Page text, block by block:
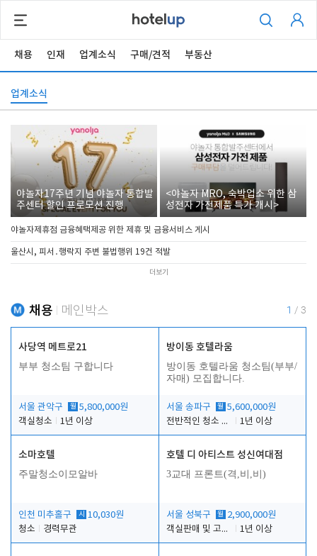
채용 인재 업계소식 구매/견적 부동산
업계소식
야놀자17주년 기념 야놀자 통합발
주센터 할인 프로모션 진행
<야놀자 MRO, 숙박업소 위한 삼
성전자 가전제품 특가 개시>
야놀자제휴점 금융혜택제공 위한 제휴 및 금융서비스 게시
울산시, 피서․행락지 주변 불법행위 19건 적발
더보기
채용 메인박스 1 / 3
사당역 메트로21
부부 청소팀 구합니다
서울 관악구 월 5,800,000원
객실청소
1년 이상
방이동 호텔라움
방이동 호텔라움 청소팀(부부/
자매) 모집합니다.
서울 송파구 월 5,600,000원
전반적인 청소 업무(객실청소.객실정리)
1년 이상
소마호텔
주말청소이모알바
인천 미추홀구 시 10,030원
청소
경력무관
호텔 디 아티스트 성신여대점
3교대 프론트(격,비,비)
서울 성북구 월 2,900,000원
객실판매 및 고객응대
1년 이상